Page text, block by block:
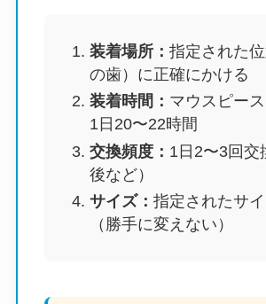
装着場所： 指定された
の歯）に正確にかける
装着時間： マウスピー
1日20〜22時間
交換頻度： 1日2〜3回交
後など）
サイズ： 指定されたサ
（勝手に変えない）